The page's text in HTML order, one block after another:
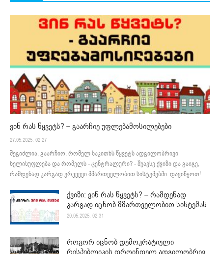
ვინ რას წყვეტს? – გაარჩიე უფლებამოსილებები
27.05.2025. 02:27
შეგიძლია, გაარჩიო, რომელ საკითხს წყვეტს ადგილობრივი
ხელისუფლება და რომელს - ცენტრალური? - შეავსე ქვიზი და გაიგე,
რამდენად კარგად ერკვევი მმართველობით სისტემებში. დავიწყოთ!
ქვიზი: ვინ რას წყვეტს? – რამდენად
კარგად იცნობ მმართველობით სისტემას
20.05.2025. 02:31
როგორ იცნობ დემოკრატიული